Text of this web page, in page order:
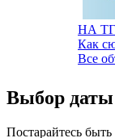
НА
Как
Все
Выбор даты
Постарайтесь